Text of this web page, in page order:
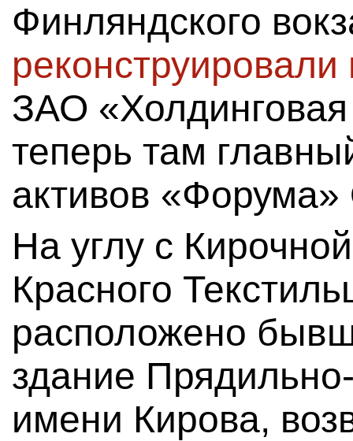
Финляндского
ЗАО
теперь там
активов
На углу с
Красного
расположено
здание
имени Кирова,